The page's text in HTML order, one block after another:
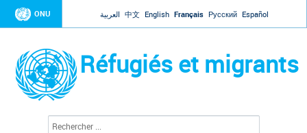
Jump to navigation
ONU العربية 中文 English Français Русский Español
Réfugiés et migrants